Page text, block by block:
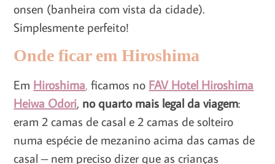
onsen (banheira com vista da cidade).
Simplesmente perfeito!
Onde ficar em Hiroshima
Em Hiroshima, ficamos no FAV Hotel Hiroshima
Heiwa Odori, no quarto mais legal da viagem:
eram 2 camas de casal e 2 camas de solteiro
numa espécie de mezanino acima das camas de
casal – nem preciso dizer que as crianças